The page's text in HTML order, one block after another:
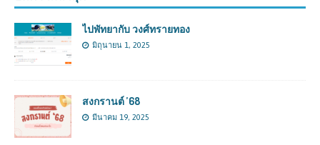
ไปพัทยากับ วงศ์ทรายทอง
มิถุนายน 1, 2025
สงกรานต์ ’68
มีนาคม 19, 2025